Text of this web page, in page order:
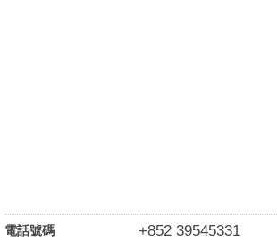
電話號碼 +852 39545331